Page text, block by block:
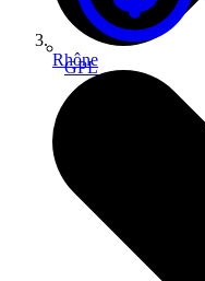
GPL
Rhône